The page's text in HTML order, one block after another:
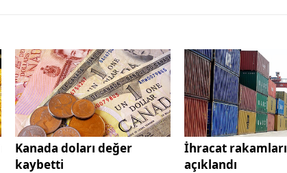
Kanada doları değer
kaybetti
İhracat rakamları
açıklandı